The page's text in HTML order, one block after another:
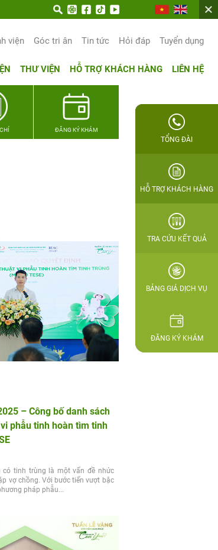
viện Góc tri ân Tin tức Hỏi đáp Tuyển dụng
THƯ VIỆN HỖ TRỢ KHÁCH HÀNG LIÊN HỆ
ĐĂNG KÝ KHÁM
– Công bố danh sách
phẫu tinh hoàn tìm tinh
có tinh trùng là một vấn đề nhức
vợ chồng. Với bước tiến vượt bậc
pháp phẫu...
TỔNG ĐÀI
HỖ TRỢ KHÁCH HÀNG
TRA CỨU KẾT QUẢ
BẢNG GIÁ DỊCH VỤ
ĐĂNG KÝ KHÁM